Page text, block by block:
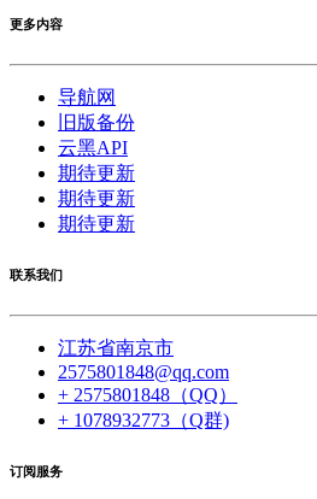
更多内容
导航网
旧版备份
云黑API
期待更新
期待更新
期待更新
联系我们
江苏省南京市
2575801848@qq.com
+ 2575801848（QQ）
+ 1078932773（Q群)
订阅服务